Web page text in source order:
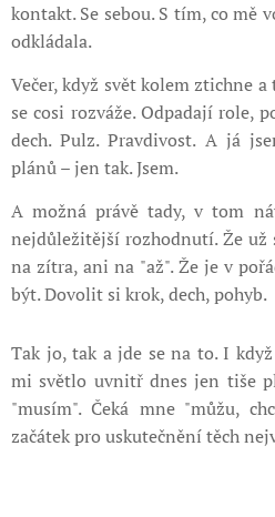
kontakt. Se sebou. S tím, co mě
odkládala.
Večer, když svět kolem ztichne
se cosi rozváže. Odpadají role,
dech. Pulz. Pravdivost. A já
plánů – jen tak. Jsem.
A možná právě tady, v tom
nejdůležitější rozhodnutí. Že už
na zítra, ani na "až". Že je v
být. Dovolit si krok, dech, pohyb.
Tak jo, tak a jde se na to. I
mi světlo uvnitř dnes jen tiše
"musím". Čeká mne "můžu,
začátek pro uskutečnění těch